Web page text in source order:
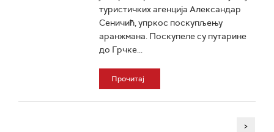
туристичких агенција Александар
Сеничић, упркос поскупљењу
аранжмана. Поскупеле су путарине
до Грчке...
Прочитај
>